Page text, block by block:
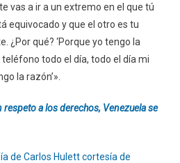
vas a ir a un extremo en el que tú
equivocado y que el otro es tu
¿Por qué? ‘Porque yo tengo la
todo el día, todo el día mi
la razón’».
respeto a los derechos, Venezuela se
de Carlos Hulett cortesía de